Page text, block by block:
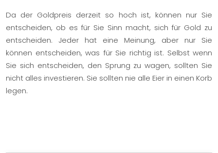
Da der Goldpreis derzeit so hoch ist, können nur Sie
entscheiden, ob es für Sie Sinn macht, sich für Gold zu
entscheiden. Jeder hat eine Meinung, aber nur Sie
können entscheiden, was für Sie richtig ist. Selbst wenn
Sie sich entscheiden, den Sprung zu wagen, sollten Sie
nicht alles investieren. Sie sollten nie alle Eier in einen Korb
legen.